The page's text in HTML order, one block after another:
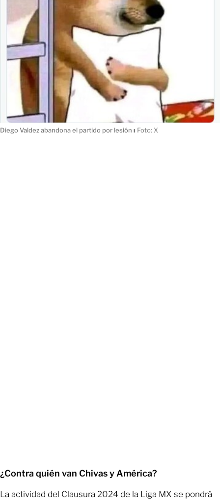
Diego Valdez abandona el partido por lesión ı Foto: X
¿Contra quién van Chivas y América?
La actividad del Clausura 2024 de la Liga MX se pondrá